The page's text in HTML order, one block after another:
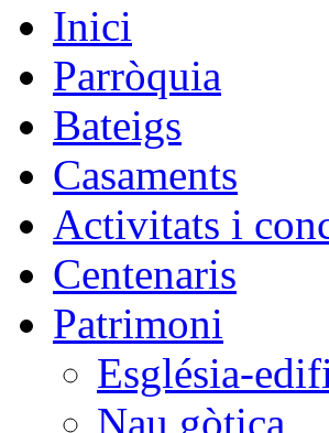
Inici
Parròquia
Bateigs
Casaments
Activitats i
Centenaris
Patrimoni
Església-
Nau gòtica